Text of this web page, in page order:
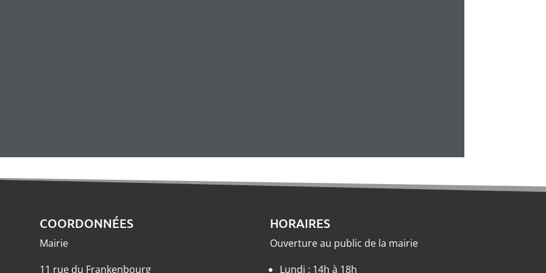
COORDONNÉES
Mairie
11 rue du Frankenbourg
HORAIRES
Ouverture au public de la mairie
Lundi : 14h à 18h